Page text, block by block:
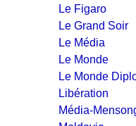
Le Figaro
Le Grand Soir
Le Média
Le Monde
Le Monde
Libération
Média-